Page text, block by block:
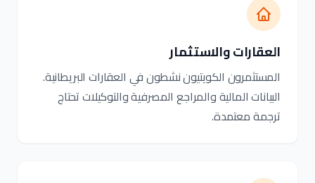
العقارات والاستثمار
المستثمرون الكويتيون نشطون في العقارات البريطانية.
البيانات المالية والمراجع المصرفية والتوكيلات تحتاج
ترجمة معتمدة.